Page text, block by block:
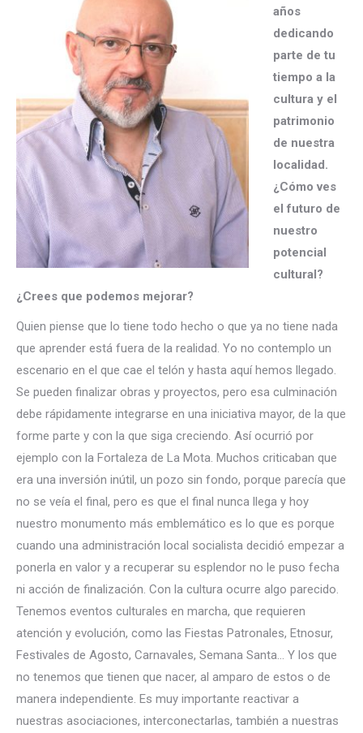
años
dedicando
parte de tu
tiempo a la
cultura y el
patrimonio
de nuestra
localidad.
¿Cómo ves
el futuro de
nuestro
potencial
cultural?
¿Crees que podemos mejorar?
Quien piense que lo tiene todo hecho o que ya no tiene nada
que aprender está fuera de la realidad. Yo no contemplo un
escenario en el que cae el telón y hasta aquí hemos llegado.
Se pueden finalizar obras y proyectos, pero esa culminación
debe rápidamente integrarse en una iniciativa mayor, de la que
forme parte y con la que siga creciendo. Así ocurrió por
ejemplo con la Fortaleza de La Mota. Muchos criticaban que
era una inversión inútil, un pozo sin fondo, porque parecía que
no se veía el final, pero es que el final nunca llega y hoy
nuestro monumento más emblemático es lo que es porque
cuando una administración local socialista decidió empezar a
ponerla en valor y a recuperar su esplendor no le puso fecha
ni acción de finalización. Con la cultura ocurre algo parecido.
Tenemos eventos culturales en marcha, que requieren
atención y evolución, como las Fiestas Patronales, Etnosur,
Festivales de Agosto, Carnavales, Semana Santa… Y los que
no tenemos que tienen que nacer, al amparo de estos o de
manera independiente. Es muy importante reactivar a
nuestras asociaciones, interconectarlas, también a nuestras